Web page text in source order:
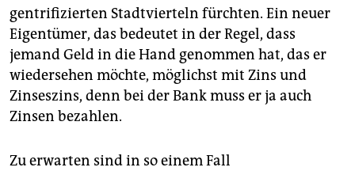
gentrifizierten Stadtvierteln fürchten. Ein neuer
Eigentümer, das bedeutet in der Regel, dass
jemand Geld in die Hand genommen hat, das er
wiedersehen möchte, möglichst mit Zins und
Zinseszins, denn bei der Bank muss er ja auch
Zinsen bezahlen.
Zu erwarten sind in so einem Fall